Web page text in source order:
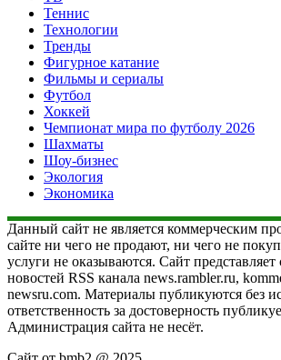
Теннис
Технологии
Тренды
Фигурное катание
Фильмы и сериалы
Футбол
Хоккей
Чемпионат мира по футболу 2026
Шахматы
Шоу-бизнес
Экология
Экономика
Данный сайт не является коммерческим
сайте ни чего не продают, ни чего не
услуги не оказываются. Сайт представляет
новостей RSS канала news.rambler.ru,
newsru.com. Материалы публикуются без
ответственность за достоверность
Администрация сайта не несёт.